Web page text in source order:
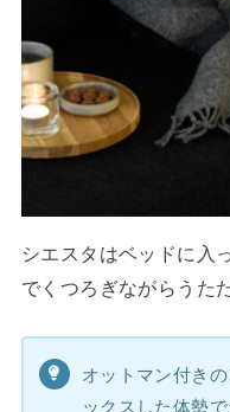
シエスタはベッドに入
でくつろぎながらうた
オットマン付き
ックスした体勢